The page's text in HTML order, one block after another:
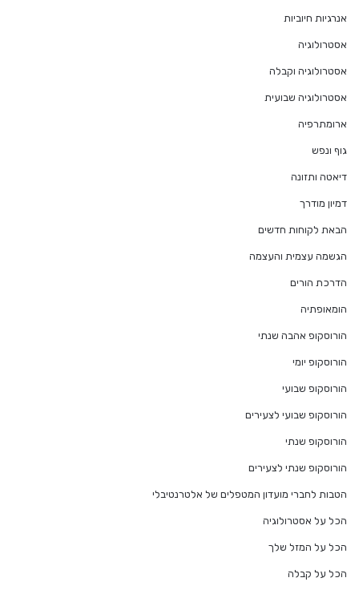
אנרגיות חיוביות
אסטרולוגיה
אסטרולוגיה וקבלה
אסטרולוגיה שבועית
ארומתרפיה
גוף ונפש
דיאטה ותזונה
דמיון מודרך
הבאת לקוחות חדשים
הגשמה עצמית והעצמה
הדרכת הורים
הומאופתיה
הורוסקופ אהבה שנתי
הורוסקופ יומי
הורוסקופ שבועי
הורוסקופ שבועי לצעירים
הורוסקופ שנתי
הורוסקופ שנתי לצעירים
הטבות לחברי מועדון המטפלים של אלטרנטיבלי
הכל על אסטרולוגיה
הכל על המזל שלך
הכל על קבלה